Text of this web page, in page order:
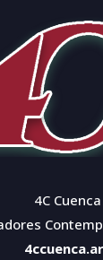
4C Cuenca